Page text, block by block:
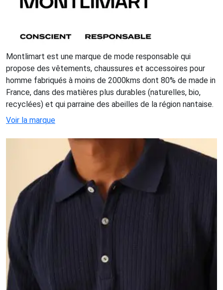
Montlimart est une marque de mode responsable qui
propose des vêtements, chaussures et accessoires pour
homme fabriqués à moins de 2000kms dont 80% de made in
France, dans des matières plus durables (naturelles, bio,
recyclées) et qui parraine des abeilles de la région nantaise.
Voir la marque